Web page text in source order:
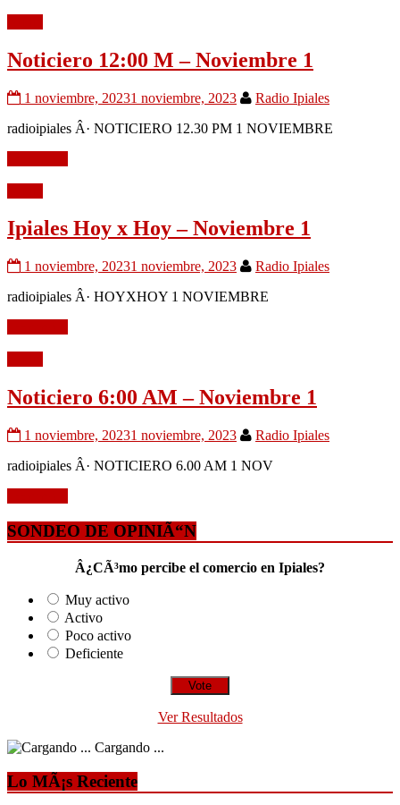
Noticiero 12:00 M – Noviembre 1
1 noviembre, 20231 noviembre, 2023
Radio Ipiales
radioipiales Â· NOTICIERO 12.30 PM 1 NOVIEMBRE
Ipiales Hoy x Hoy – Noviembre 1
1 noviembre, 20231 noviembre, 2023
Radio Ipiales
radioipiales Â· HOYXHOY 1 NOVIEMBRE
Noticiero 6:00 AM – Noviembre 1
1 noviembre, 20231 noviembre, 2023
Radio Ipiales
radioipiales Â· NOTICIERO 6.00 AM 1 NOV
SONDEO DE OPINIÃ“N
Â¿CÃ³mo percibe el comercio en Ipiales?
Muy activo
Activo
Poco activo
Deficiente
Ver Resultados
Cargando ...
Lo MÃ¡s Reciente